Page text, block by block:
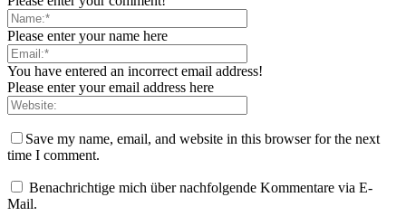
Please enter your name here
You have entered an incorrect email address!
Please enter your email address here
Save my name, email, and website in this browser for the next
time I comment.
Benachrichtige mich über nachfolgende Kommentare via E-
Mail.